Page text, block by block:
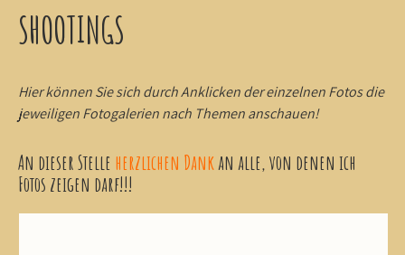
SHOOTINGS
Hier können Sie sich durch Anklicken der einzelnen Fotos die
jeweiligen Fotogalerien nach Themen anschauen!
An dieser Stelle herzlichen Dankan alle, von denen ich
Fotos zeigen darf!!!